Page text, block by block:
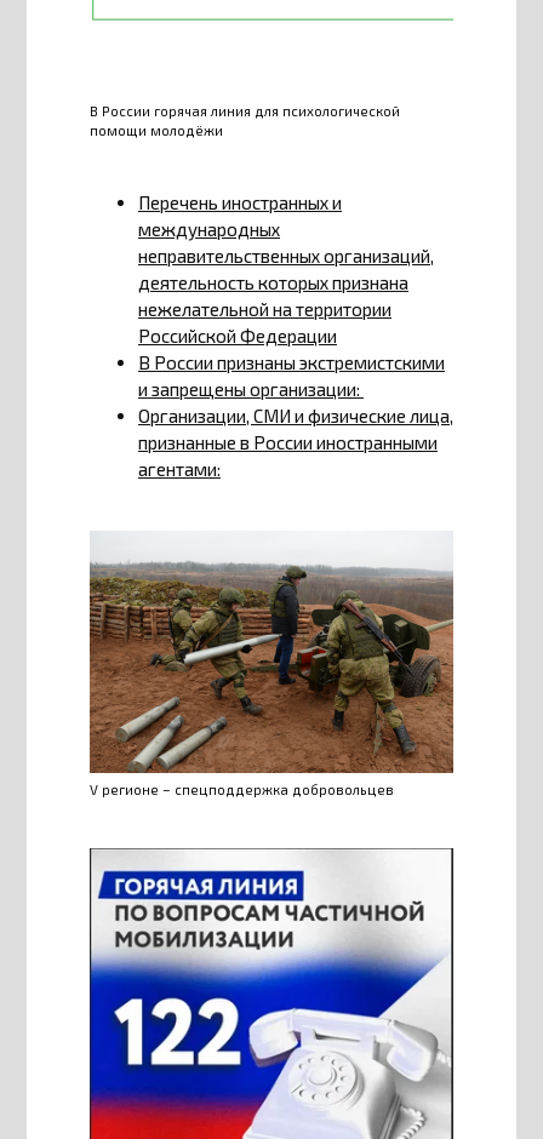
В России горячая линия для психологической
помощи молодёжи
Перечень иностранных и
международных
неправительственных организаций,
деятельность которых признана
нежелательной на территории
Российской Федерации
В России признаны экстремистскими
и запрещены организации:
Организации, СМИ и физические лица,
признанные в России иностранными
агентами:
V регионе – спецподдержка добровольцев